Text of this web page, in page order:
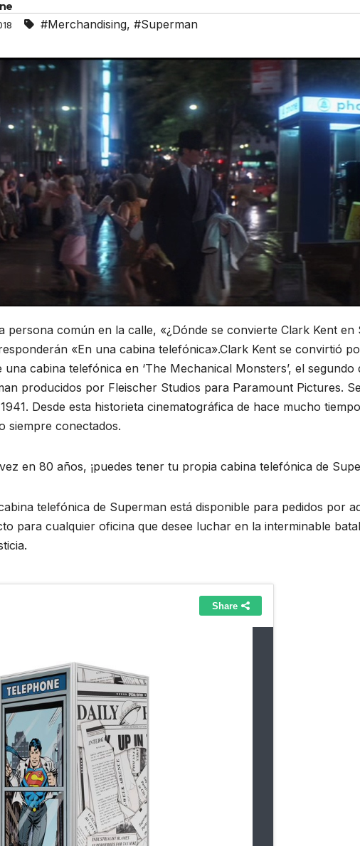
#Merchandising, #Superman
persona común en la calle, «¿Dónde se convierte Clark Kent en
«En una cabina telefónica».Clark Kent se convirtió
cabina telefónica en ‘The Mechanical Monsters’, el segundo
producidos por Fleischer Studios para Paramount Pictures.
Desde esta historieta cinematográfica de hace mucho
siempre conectados.
en 80 años, ¡puedes tener tu propia cabina telefónica de
telefónica de Superman está disponible para pedidos por
para cualquier oficina que desee luchar en la interminable